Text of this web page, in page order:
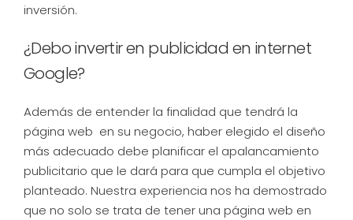
inversión.
¿Debo invertir en publicidad en internet
Google?
Además de entender la finalidad que tendrá la
página web en su negocio, haber elegido el diseño
más adecuado debe planificar el apalancamiento
publicitario que le dará para que cumpla el objetivo
planteado. Nuestra experiencia nos ha demostrado
que no solo se trata de tener una página web en